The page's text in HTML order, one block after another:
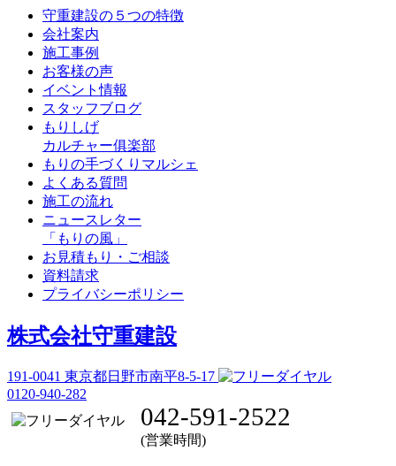
守重建設の５つの特徴
会社案内
施工事例
お客様の声
イベント情報
スタッフブログ
もりしげ
カルチャー俱楽部
もりの手づくりマルシェ
よくある質問
施工の流れ
ニュースレター
「もりの風」
お見積もり・ご相談
資料請求
プライバシーポリシー
株式会社守重建設
191-0041 東京都日野市南平8-5-17
0120-940-282
042-591-2522
(営業時間)